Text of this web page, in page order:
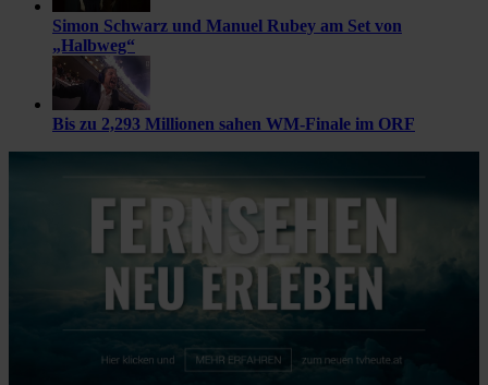
Simon Schwarz und Manuel Rubey am Set von
„Halbweg“
Bis zu 2,293 Millionen sahen WM-Finale im ORF